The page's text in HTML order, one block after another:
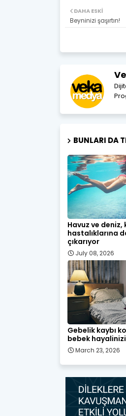
DAHA ESKI
Beyninizi şaşırtın!
BUNLARI DA
Havuz ve deniz,
hastalıklarına
çıkarıyor
July 08, 2026
Gebelik kaybı
bebek
March 23, 2026